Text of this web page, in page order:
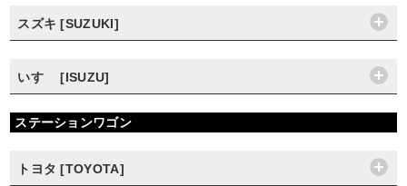
スズキ [SUZUKI]
いすゞ [ISUZU]
ステーションワゴン
トヨタ [TOYOTA]